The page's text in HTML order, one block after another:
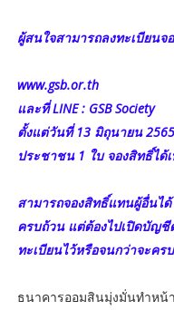
ผู้สนใจสามารถลงทะเบียน
www.gsb.or.th
และที่ LINE : GSB Society
ตั้งแต่วันที่ 13 มิถุนายน
ประชาชน 1 ใบ จองสิทธิ์ได้
สามารถจองสิทธิ์แทนผู้อื่นไ
ครบถ้วน แต่ต้องไปเปิดบัญ
ทะเบียนไว้หรือจนกว่าจะคร
ธนาคารออมสินมุ่งมั่นทำหน้